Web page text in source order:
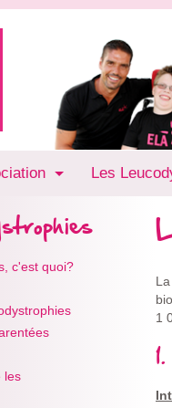
Les
c'est quoi?
les
1